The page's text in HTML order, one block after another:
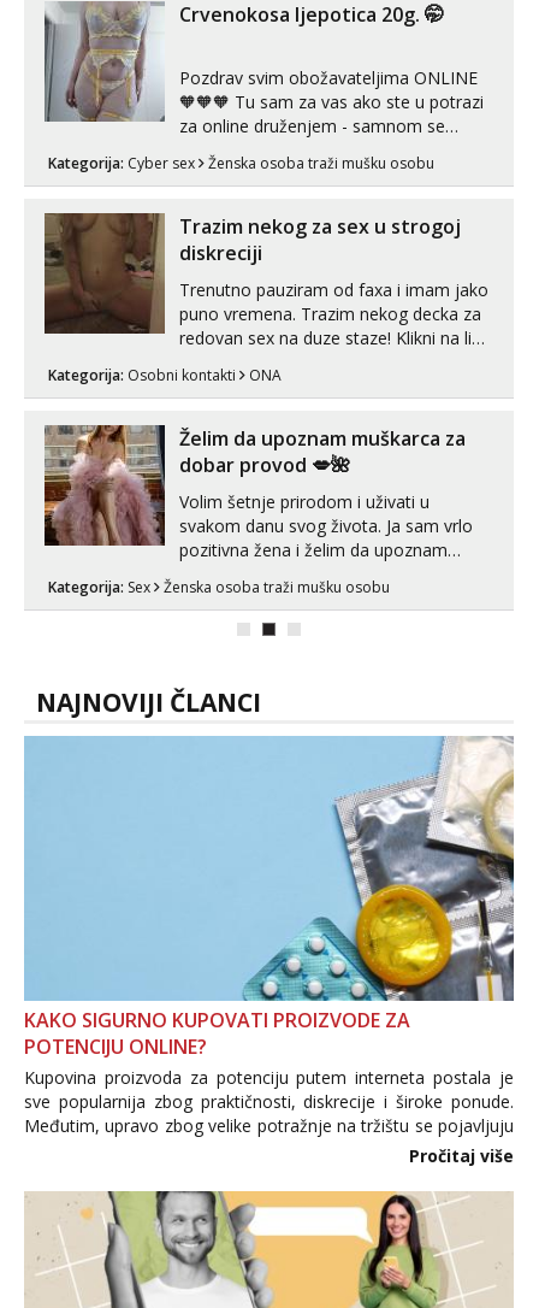
Crvenokosa ljepotica 20g. 🤭
Pozdrav svim obožavateljima ONLINE
🧡🧡🧡 Tu sam za vas ako ste u potrazi
za online druženjem - samnom se
možete zabaviti preko videopoziva, ili
ako vam nisam dovoljna radim i u paru i
😉 Radim i vruća tipkanja uz slike i hot
line pozive. Za vas sam pripremila ...
Kategorija: Cyber sex Ženska osoba traži mušku osobu
Trazim nekog za sex u strogoj
diskreciji
Trenutno pauziram od faxa i imam jako
puno vremena. Trazim nekog decka za
redovan sex na duze staze! Klikni na link
Kategorija: Osobni kontakti ONA
Želim da upoznam muškarca za
dobar provod 💋🌺
Volim šetnje prirodom i uživati u
svakom danu svog života. Ja sam vrlo
pozitivna žena i želim da upoznam
može i nešto više.💋🌺 Klikni na link
ispod i nadji me tamo, cekam te!
Kategorija: Sex Ženska osoba traži mušku osobu
NAJNOVIJI ČLANCI
KAKO SIGURNO KUPOVATI PROIZVODE ZA
POTENCIJU ONLINE?
Kupovina proizvoda za potenciju putem interneta postala je
sve popularnija zbog praktičnosti, diskrecije i široke ponude.
Međutim, upravo zbog velike potražnje na tržištu se pojavljuju
i brojni krivotvoreni proizvodi, nepouzdane internetske
Pročitaj više